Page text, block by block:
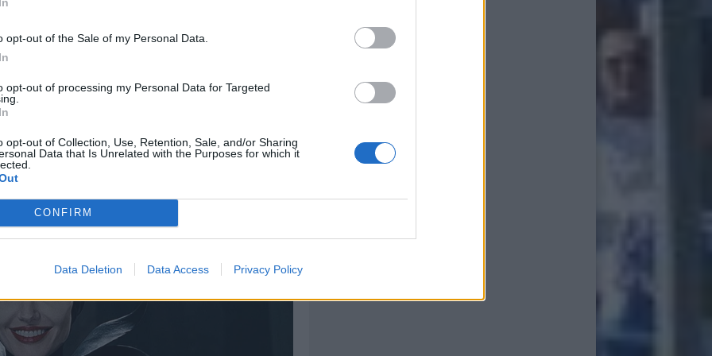
opt-out of the Sale of my Personal Data.
opt-out of processing my Personal Data for Targeted
opt-out of Collection, Use, Retention, Sale, and/or Sharing
Data that Is Unrelated with the Purposes for which it
CONFIRM
Data Deletion Data Access Privacy Policy
ancora una posizione in graduatoria alla
di una squadra reduce da 5 vittorie di fila e che in
dell'andata, ed il piglio mostrato nella
lacune, lascia ben sperare per il volatone
campionato per il Pescara, che più che alla
puntare a scavalcare almeno Vis Pesaro e